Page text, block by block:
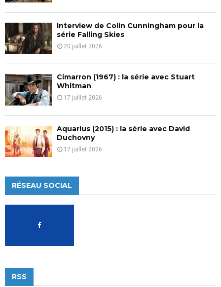
Interview de Colin Cunningham pour la
série Falling Skies
20 juillet 2026
Cimarron (1967) : la série avec Stuart
Whitman
17 juillet 2026
Aquarius (2015) : la série avec David
Duchovny
17 juillet 2026
RÉSEAU SOCIAL
RSS